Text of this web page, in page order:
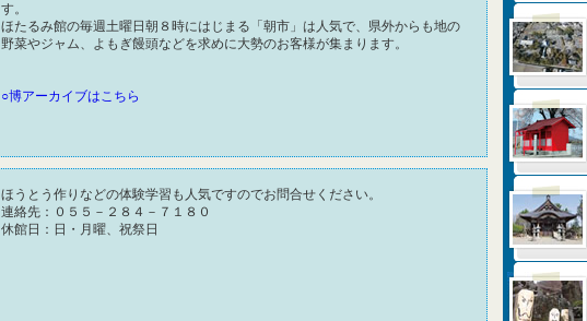
す。
ほたるみ館の毎週土曜日朝８時にはじまる「朝市」は人気で、県外からも地の
野菜やジャム、よもぎ饅頭などを求めに大勢のお客様が集まります。
○博アーカイブはこちら
ほうとう作りなどの体験学習も人気ですのでお問合せください。
連絡先：０５５－２８４－７１８０
休館日：日・月曜、祝祭日